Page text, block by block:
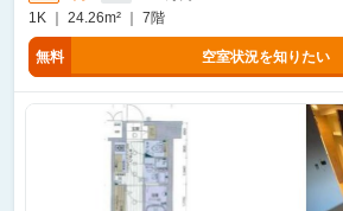
1K ｜ 24.26m² ｜ 7階
無料 空室状況を知りたい